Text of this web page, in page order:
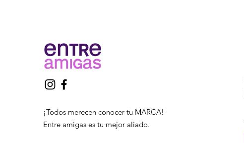
¡Todos merecen conocer tu MARCA!
Entre amigas es tu mejor aliado.